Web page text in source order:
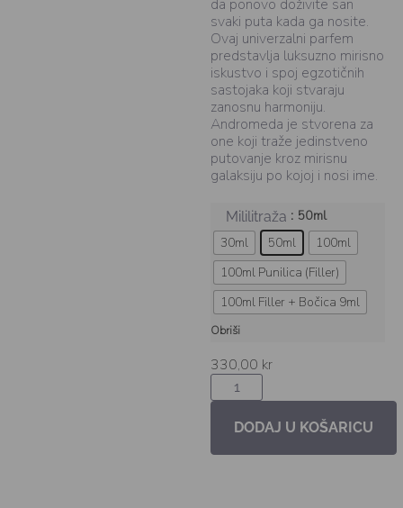
da ponovo doživite san
svaki puta kada ga nosite.
Ovaj univerzalni parfem
predstavlja luksuzno mirisno
iskustvo i spoj egzotičnih
sastojaka koji stvaraju
zanosnu harmoniju.
Andromeda je stvorena za
one koji traže jedinstveno
putovanje kroz mirisnu
galaksiju po kojoj i nosi ime.
Mililitraža : 50ml
30ml 50ml
100ml
100ml Punilica (Filler)
100ml Filler + Bočica 9ml
Obriši
330,00 kr
DODAJ U KOŠARICU